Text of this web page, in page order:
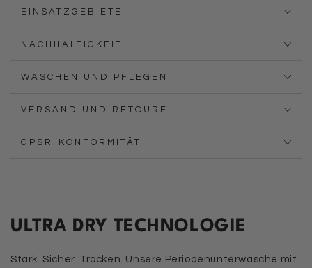
EINSATZGEBIETE
NACHHALTIGKEIT
WASCHEN UND PFLEGEN
VERSAND UND RETOURE
GPSR-KONFORMITÄT
ULTRA DRY TECHNOLOGIE
Stark. Sicher. Trocken. Unsere Periodenunterwäsche mit